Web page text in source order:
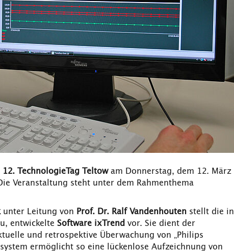
12. TechnologieTag Teltow am Donnerstag, dem 12. März
Veranstaltung steht unter dem Rahmenthema
unter Leitung von Prof. Dr. Ralf Vandenhouten stellt die in
entwickelte Software ixTrend vor. Sie dient der
und retrospektive Überwachung von „Philips
ermöglicht so eine lückenlose Aufzeichnung von